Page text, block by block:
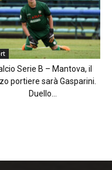
Serie B – Mantova, il
portiere sarà Gasparini.
Duello...